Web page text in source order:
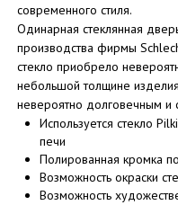
современного стиля.
Одинарная стеклянная
производства фирмы
стекло приобрело
небольшой толщине
невероятно долговечным и
Используется стекло
печи
Полированная кромка
Возможность окраски
Возможность